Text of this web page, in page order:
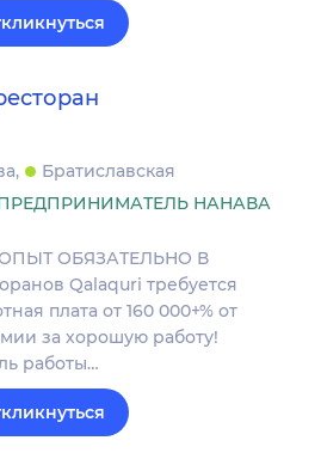
Братиславская
НАНАВА
ОБЯЗАТЕЛЬНО В
Qalaquri требуется
плата от 160 000+% от
за хорошую работу!
работы…